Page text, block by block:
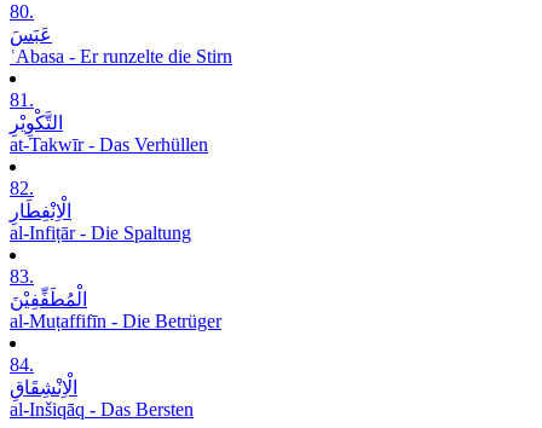
80.
عَبَسَ
ʿAbasa - Er runzelte die Stirn
81.
التَّکْوِیْرِ
at-Takwīr - Das Verhüllen
82.
الْاِنْفِطَارِ
al-Infiṭār - Die Spaltung
83.
الْمُطَفِّفِیْنَ
al-Muṭaffifīn - Die Betrüger
84.
الْاِنْشِقَاقِ
al-Inšiqāq - Das Bersten